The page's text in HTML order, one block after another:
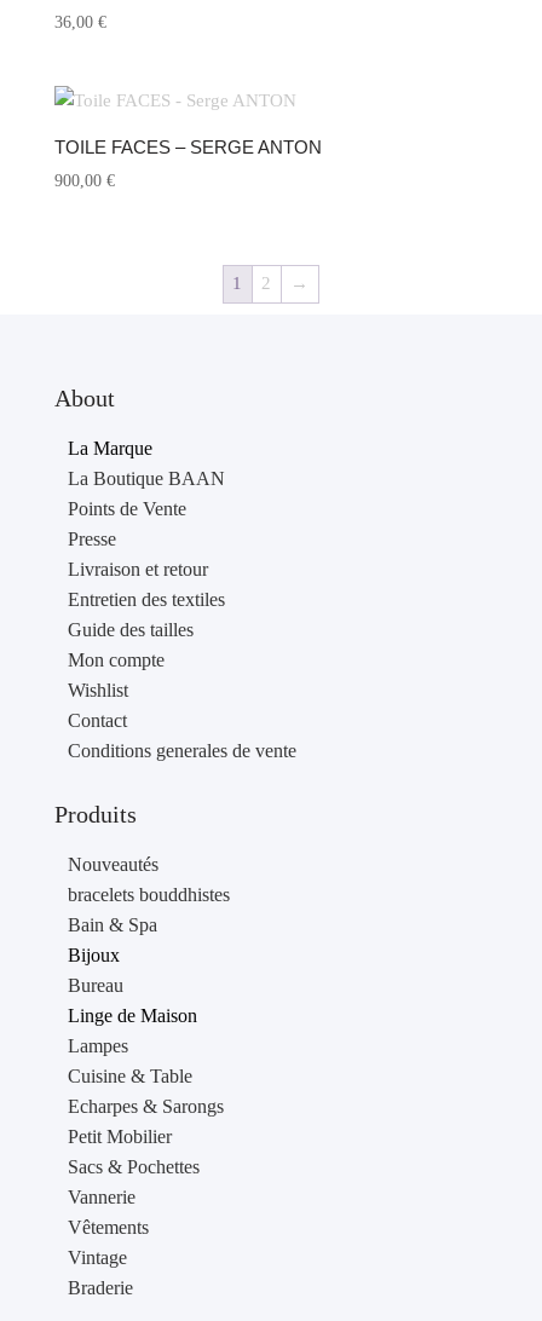
36,00 €
TOILE FACES – SERGE ANTON
900,00 €
1 2 →
About
La Marque
La Boutique BAAN
Points de Vente
Presse
Livraison et retour
Entretien des textiles
Guide des tailles
Mon compte
Wishlist
Contact
Conditions generales de vente
Produits
Nouveautés
bracelets bouddhistes
Bain & Spa
Bijoux
Bureau
Linge de Maison
Lampes
Cuisine & Table
Echarpes & Sarongs
Petit Mobilier
Sacs & Pochettes
Vannerie
Vêtements
Vintage
Braderie